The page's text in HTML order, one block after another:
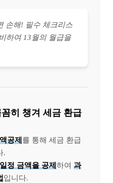
손해! 필수 체크리스
하여 13월의 월급을
히 챙겨 세금 환급
공제 를 통해 세금 환급
.
정 금액을 공제 하여 과
입니다.